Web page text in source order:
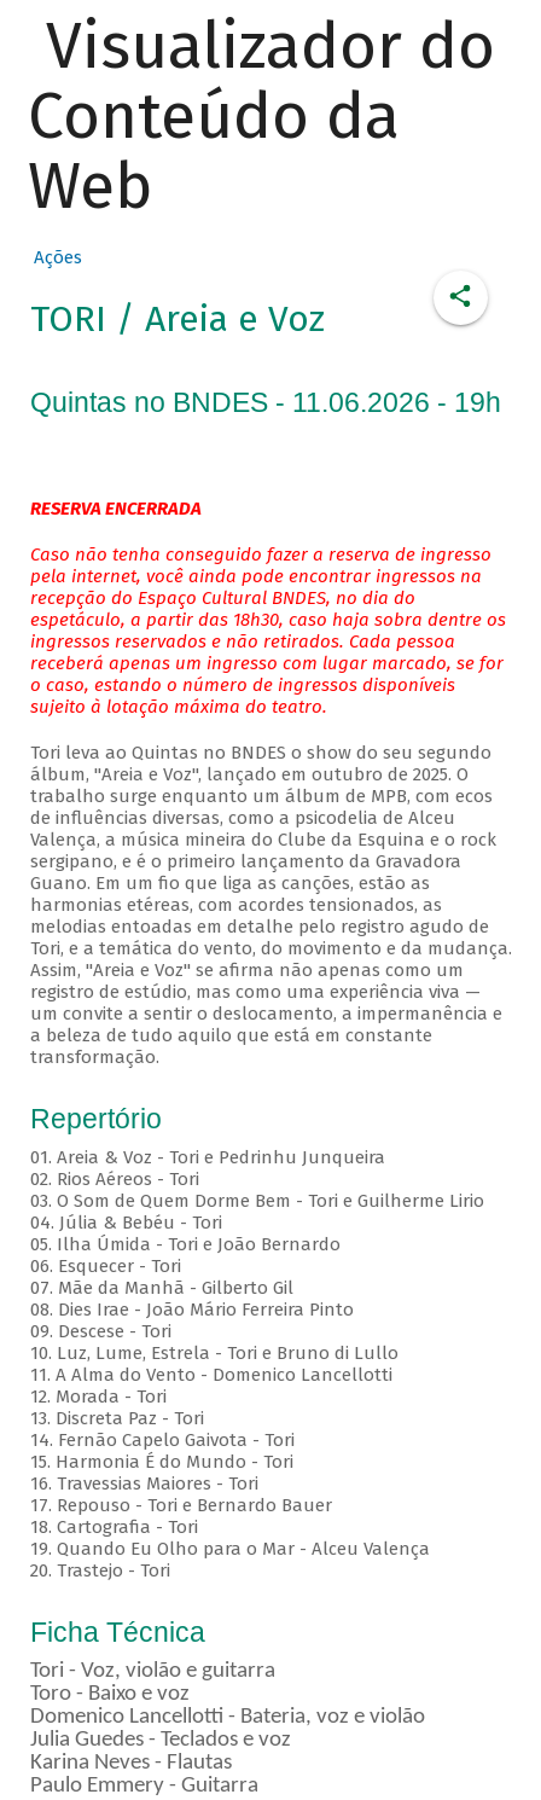
Visualizador do
Conteúdo da
Web
Ações
TORI / Areia e Voz
Quintas no BNDES - 11.06.2026 - 19h
RESERVA ENCERRADA
Caso não tenha conseguido fazer a reserva de ingresso
pela internet, você ainda pode encontrar ingressos na
recepção do Espaço Cultural BNDES, no dia do
espetáculo, a partir das 18h30, caso haja sobra dentre os
ingressos reservados e não retirados. Cada pessoa
receberá apenas um ingresso com lugar marcado, se for
o caso, estando o número de ingressos disponíveis
sujeito à lotação máxima do teatro.
Tori leva ao Quintas no BNDES o show do seu segundo
álbum, "Areia e Voz", lançado em outubro de 2025. O
trabalho surge enquanto um álbum de MPB, com ecos
de influências diversas, como a psicodelia de Alceu
Valença, a música mineira do Clube da Esquina e o rock
sergipano, e é o primeiro lançamento da Gravadora
Guano. Em um fio que liga as canções, estão as
harmonias etéreas, com acordes tensionados, as
melodias entoadas em detalhe pelo registro agudo de
Tori, e a temática do vento, do movimento e da mudança.
Assim, "Areia e Voz" se afirma não apenas como um
registro de estúdio, mas como uma experiência viva —
um convite a sentir o deslocamento, a impermanência e
a beleza de tudo aquilo que está em constante
transformação.
Repertório
01. Areia & Voz - Tori e Pedrinhu Junqueira
02. ⁠Rios Aéreos - Tori
03. O Som de Quem Dorme Bem - Tori e Guilherme Lirio
04. Júlia & Bebéu - Tori
05. Ilha Úmida - Tori e João Bernardo
06. Esquecer - Tori
07. Mãe da Manhã - Gilberto Gil
08. Dies Irae - João Mário Ferreira Pinto
09. Descese - Tori
10. Luz, Lume, Estrela - Tori e Bruno di Lullo
11. A Alma do Vento - Domenico Lancellotti
12. Morada - Tori
13. Discreta Paz - Tori
14. Fernão Capelo Gaivota - Tori
15. Harmonia É do Mundo - Tori
16. Travessias Maiores - Tori
17. Repouso - Tori e Bernardo Bauer
⁠18. Cartografia - Tori
19. Quando Eu Olho para o Mar - Alceu Valença
20. Trastejo - Tori
Ficha Técnica
Tori - Voz, violão e guitarra
Toro - Baixo e voz
Domenico Lancellotti - Bateria, voz e violão
Julia Guedes - Teclados e voz
Karina Neves - Flautas
Paulo Emmery - Guitarra